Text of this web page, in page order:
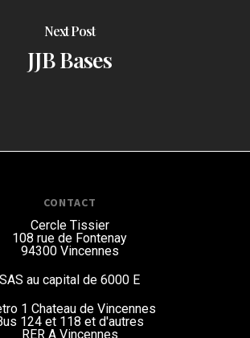
Next Post
JJB Bases
CONTACT
Cercle Tissier
108 rue de Fontenay
94300 Vincennes
SAS au capital de 6000 E
1 Chateau de Vincennes
124 et 118et d'autres
RER A Vincennes